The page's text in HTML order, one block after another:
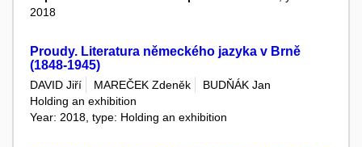
2018
Proudy. Literatura německého jazyka v Brně
(1848-1945)
DAVID Jiří MAREČEK Zdeněk
BUDŇÁK Jan
Holding an exhibition
Year: 2018, type: Holding an exhibition